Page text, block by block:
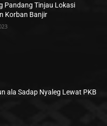
Pandang Tinjau Lokasi
Korban Banjir
ala Sadap Nyaleg Lewat PKB